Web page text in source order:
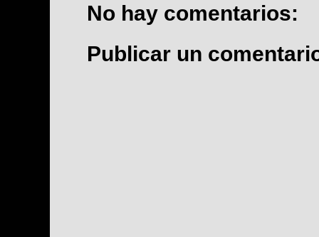
No hay comentarios:
Publicar un